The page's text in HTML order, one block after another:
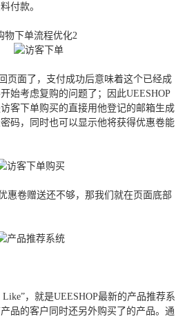
付款。
面了，支付成功后意味着这个已经成
始考虑复购的问题了；因此UEESHOP
客下单购买的直接用他登记的邮箱生成
码，同时也可以显示他将获得优惠卷能
卷赠送还不够，那我们就在页面底部
，就是UEESHOP最新的产品推荐系
品的客户同时还另外购买了的产品。通